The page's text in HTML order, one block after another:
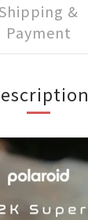
&
Payment